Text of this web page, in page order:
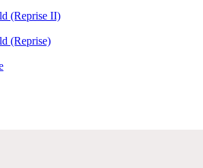
(Reprise II)
(Reprise)